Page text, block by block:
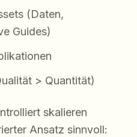
(Daten,
Guides)
> Quantität)
skalieren
Ansatz sinnvoll: